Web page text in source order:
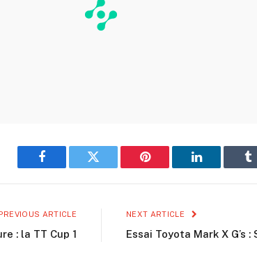
Facebook Twitter Pinterest LinkedIn
ARTICLE
: la TT Cup 1
NEXT ARTICLE
Essai Toyota Mark X G’s